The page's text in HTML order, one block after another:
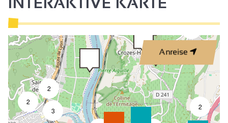
Anreise
2
2
2
3